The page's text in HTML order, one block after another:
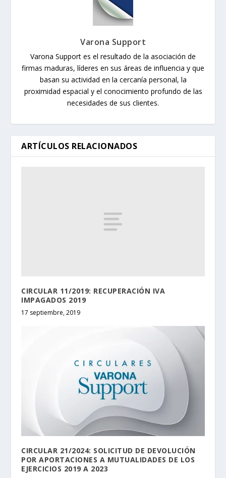
Varona Support
Varona Support es el resultado de la asociación de
firmas maduras, líderes en sus áreas de influencia y que
basan su actividad en la cercanía personal, la
proximidad espacial y el conocimiento profundo de las
necesidades de sus clientes.
ARTÍCULOS RELACIONADOS
CIRCULAR 11/2019: RECUPERACIÓN IVA
IMPAGADOS 2019
17 septiembre, 2019
CIRCULAR 21/2024: SOLICITUD DE DEVOLUCIÓN
POR APORTACIONES A MUTUALIDADES DE LOS
EJERCICIOS 2019 A 2023